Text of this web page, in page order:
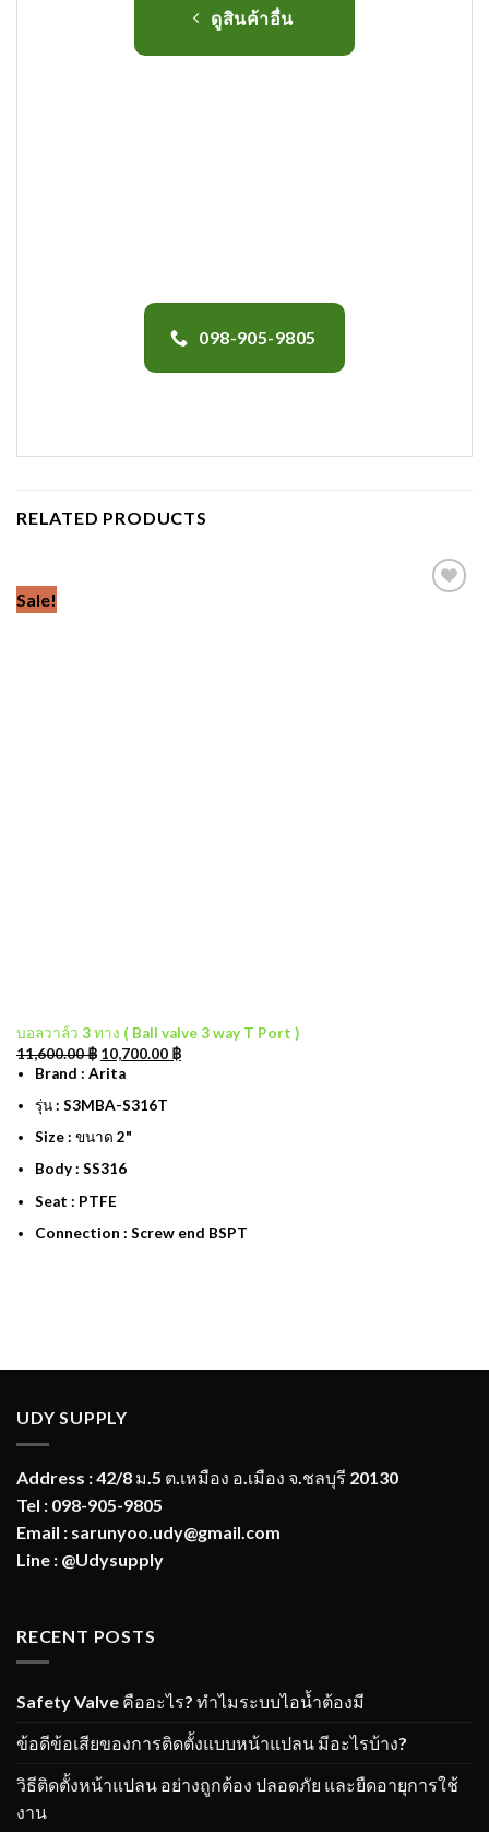
ดูสินค้าอื่น
098-905-9805
RELATED PRODUCTS
Sale!
บอลวาล์ว 3 ทาง ( Ball valve 3 way T Port )
11,600.00฿ 10,700.00 ฿
Brand : Arita
รุ่น : S3MBA-S316T
Size : ขนาด 2"
Body : SS316
Seat : PTFE
Connection : Screw end BSPT
UDY SUPPLY
Address : 42/8 ม.5 ต.เหมือง อ.เมือง จ.ชลบุรี 20130
Tel : 098-905-9805
Email : sarunyoo.udy@gmail.com
Line : @Udysupply
RECENT POSTS
Safety Valve คืออะไร? ทำไมระบบไอน้ำต้องมี
ข้อดีข้อเสียของการติดตั้งแบบหน้าแปลน มีอะไรบ้าง?
วิธีติดตั้งหน้าแปลน อย่างถูกต้อง ปลอดภัย และยืดอายุการใช้
งาน